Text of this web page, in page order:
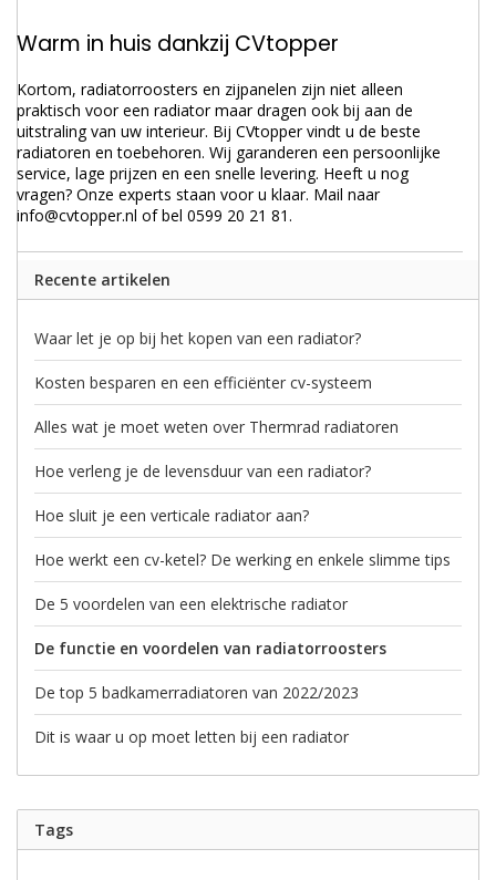
Warm in huis dankzij CVtopper
Kortom, radiatorroosters en zijpanelen zijn niet alleen
praktisch voor een radiator maar dragen ook bij aan de
uitstraling van uw interieur. Bij CVtopper vindt u de beste
radiatoren en toebehoren. Wij garanderen een persoonlijke
service, lage prijzen en een snelle levering. Heeft u nog
vragen? Onze experts staan voor u klaar. Mail naar
info@cvtopper.nl of bel 0599 20 21 81.
Recente artikelen
Waar let je op bij het kopen van een radiator?
Kosten besparen en een efficiënter cv-systeem
Alles wat je moet weten over Thermrad radiatoren
Hoe verleng je de levensduur van een radiator?
Hoe sluit je een verticale radiator aan?
Hoe werkt een cv-ketel? De werking en enkele slimme tips
De 5 voordelen van een elektrische radiator
De functie en voordelen van radiatorroosters
De top 5 badkamerradiatoren van 2022/2023
Dit is waar u op moet letten bij een radiator
Tags